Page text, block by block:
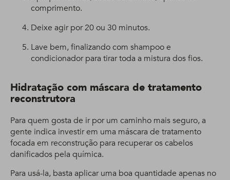
comprimento.
Deixe agir por 20 ou 30 minutos.
Lave bem, finalizando com shampoo e
condicionador para tirar toda a mistura dos fios.
Hidratação com máscara de tratamento
reconstrutora
Para quem gosta de ir por um caminho mais seguro, a
gente indica investir em uma máscara de tratamento
focada em reconstrução para recuperar os cabelos
danificados pela química.
Para usá-la, basta aplicar uma boa quantidade apenas no